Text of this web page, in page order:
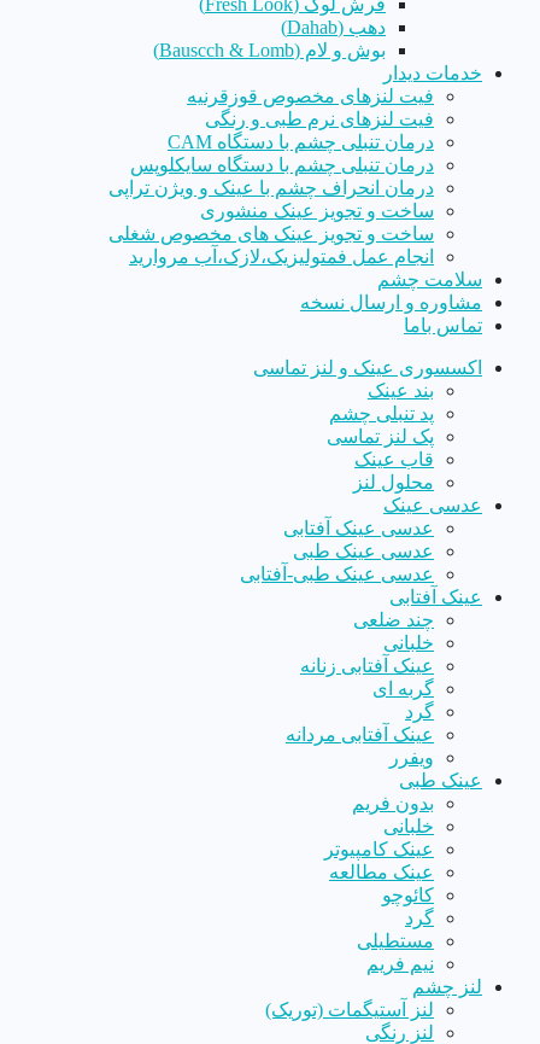
فرش لوک (Fresh Look)
دهب (Dahab)
بوش و لام (Bauscch & Lomb)
خدمات دیدار
فیت لنزهای مخصوص قوزقرنیه
فیت لنزهای نرم طبی و رنگی
درمان تنبلی چشم با دستگاه CAM
درمان تنبلی چشم با دستگاه سایکلوپس
درمان انحراف چشم با عینک و ویژن تراپی
ساخت و تجویز عینک منشوری
ساخت و تجویز عینک های مخصوص شغلی
انجام عمل فمتولیزیک،لازک،آب مروارید
سلامت چشم
مشاوره و ارسال نسخه
تماس باما
اکسسوری عینک و لنز تماسی
بند عینک
پد تنبلی چشم
پک لنز تماسی
قاب عینک
محلول لنز
عدسی عینک
عدسی عینک آفتابی
عدسی عینک طبی
عدسی عینک طبی-آفتابی
عینک آفتابی
چند ضلعی
خلبانی
عینک آفتابی زنانه
گربه ای
گرد
عینک آفتابی مردانه
ویفرر
عینک طبی
بدون فریم
خلبانی
عینک کامپیوتر
عینک مطالعه
کائوچو
گرد
مستطیلی
نیم فریم
لنز چشم
لنز آستیگمات (توریک)
لنز رنگی